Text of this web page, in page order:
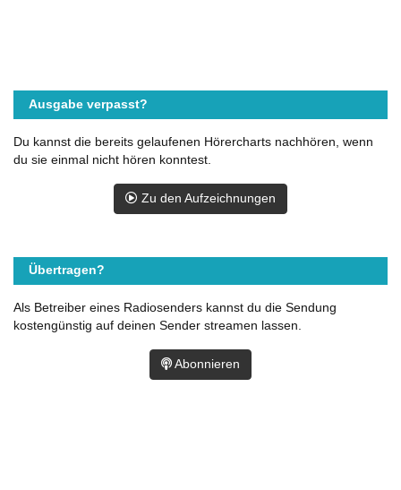
Ausgabe verpasst?
Du kannst die bereits gelaufenen Hörercharts nachhören, wenn
du sie einmal nicht hören konntest.
Zu den Aufzeichnungen
Übertragen?
Als Betreiber eines Radiosenders kannst du die Sendung
kostengünstig auf deinen Sender streamen lassen.
Abonnieren